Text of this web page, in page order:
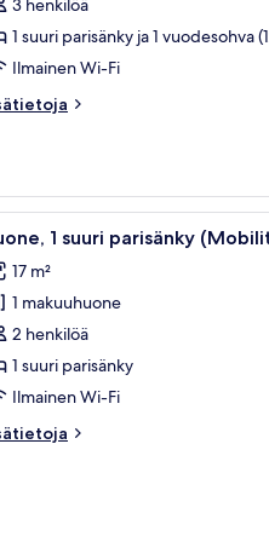
3 henkilöä
1 suuri parisänky ja 1 vuodesohva
Ilmainen Wi-Fi
seinällä.tuolilla, taulu seinällä ja
1 1 suuri parisänky
17 m²
1 makuuhuone
2 henkilöä
1 suuri parisänky
Ilmainen Wi-Fi